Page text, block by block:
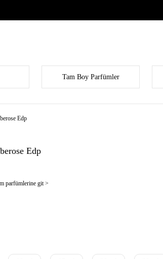
Tam Boy Parfümler
Edp
Edp
parfümlerine git >